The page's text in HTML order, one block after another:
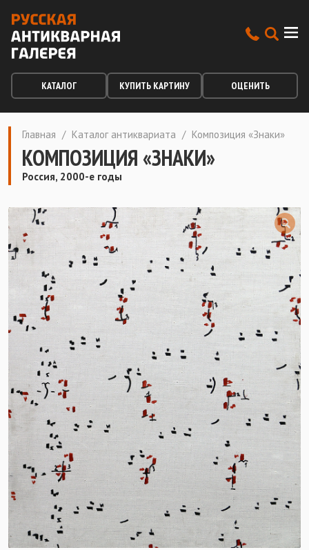
КАТАЛОГ КУПИТЬ КАРТИНУ ОЦЕНИТЬ
Главная / Каталог антиквариата / Композиция «Знаки»
КОМПОЗИЦИЯ «ЗНАКИ»
Россия, 2000-е годы